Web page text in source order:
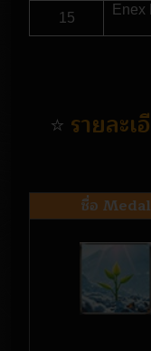
15
Enex
⭐ รายละ
ชื่อ Medal